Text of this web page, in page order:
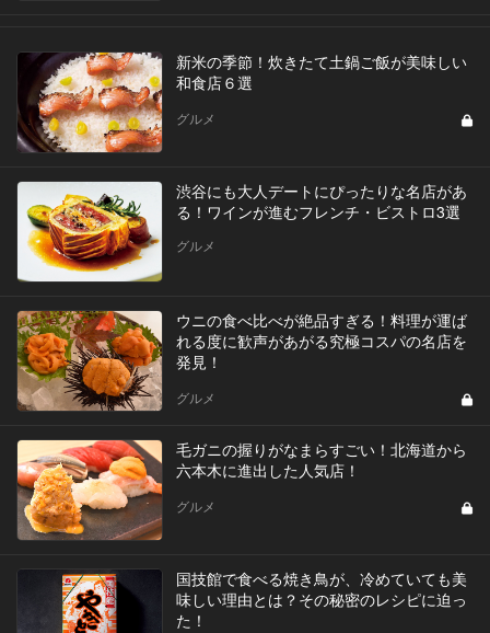
新米の季節！炊きたて土鍋ご飯が美味しい
和食店６選
グルメ
渋谷にも大人デートにぴったりな名店があ
る！ワインが進むフレンチ・ビストロ3選
グルメ
ウニの食べ比べが絶品すぎる！料理が運ば
れる度に歓声があがる究極コスパの名店を
発見！
グルメ
毛ガニの握りがなまらすごい！北海道から
六本木に進出した人気店！
グルメ
国技館で食べる焼き鳥が、冷めていても美
味しい理由とは？その秘密のレシピに迫っ
た！